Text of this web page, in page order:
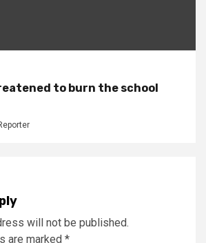
to burn the school
will not be published.
are marked *